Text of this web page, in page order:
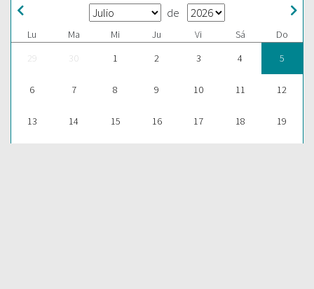
de
Lu Ma Mi Ju Vi Sá
Do
29
30 1 2 3 4 5
6 7 8 9 10 11 12
13 14 15 16 17 18 19